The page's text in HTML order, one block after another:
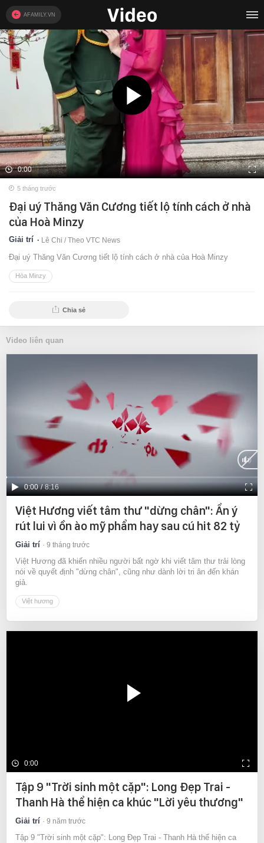
AFAMILY.VN
0:00
5 tháng trước
Đại uý Thăng Văn Cương tiết lộ tính cách ở nhà
của Hoà Minzy
Giải trí Lê Chi / Theo VTC News
Đại uý Thăng Văn Cương tiết lộ tính cách ở nhà của Hoà Minzy
Hòa Minzy
Chia sẻ
Video liên quan
Current
Time
0:00 / Duration
8:16
Việt Hương viết tâm thư "dừng chân": Ẩn ý
rút lui vì ồn ào mỹ phẩm hay sau cú hit 82 tỷ
Giải trí 9 tháng trước
Việt Hương đã khiến nhiều người bất ngờ khi viết tâm thư trải lòng
nói về quyết định "dừng chân", cũng như dành lời tri ân đến khán
giả.
Việt hương
0:00
Tập 9 "Trời sinh một cặp": Long Đẹp Trai -
Thanh Hà thể hiện ca khúc "Lời yêu thương"
Giải trí 9 năm trước
Tập 9 "Trời sinh một cặp": Long Đẹp Trai - Thanh Hà thể hiện ca